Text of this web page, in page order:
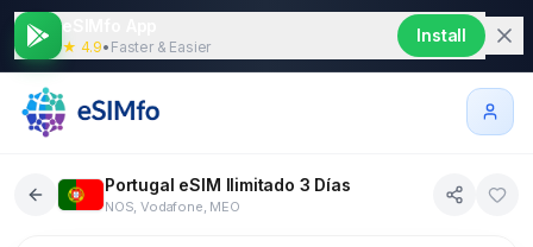
★ 4.9• Faster & Easier
Install
Portugal eSIM Ilimitado 3 Días
NOS, Vodafone, MEO